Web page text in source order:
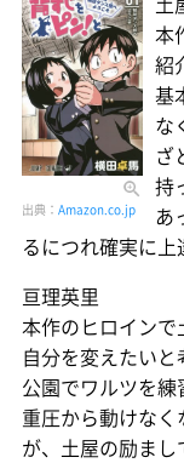
出典： Amazon.co.jp
本
紹
基
な
ざ
持
あ
るにつれ確実に上
亘理英里
本作のヒロイン
自分を変えたい
公園でワルツを
重圧から動けな
が、土屋の励まし